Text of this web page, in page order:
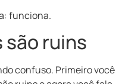
funciona.
são ruins
confuso. Primeiro você